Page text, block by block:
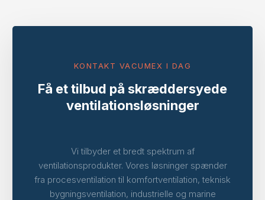
KONTAKT VACUMEX I DAG
Få et tilbud på skræddersyede
ventilationsløsninger
Vi tilbyder et bredt spektrum af
ventilationsprodukter. Vores løsninger spænder
fra procesventilation til komfortventilation, teknisk
bygningsventilation, industrielle og marine